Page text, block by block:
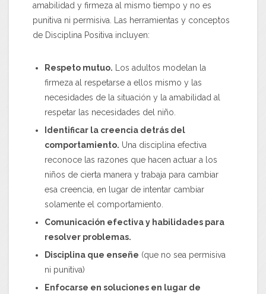
amabilidad y firmeza al mismo tiempo y no es
punitiva ni permisiva. Las herramientas y conceptos
de Disciplina Positiva incluyen:
Respeto mutuo. Los adultos modelan la
firmeza al respetarse a ellos mismo y las
necesidades de la situación y la amabilidad al
respetar las necesidades del niño.
Identificar la creencia detrás del
comportamiento. Una disciplina efectiva
reconoce las razones que hacen actuar a los
niños de cierta manera y trabaja para cambiar
esa creencia, en lugar de intentar cambiar
solamente el comportamiento.
Comunicación efectiva y habilidades para
resolver problemas.
Disciplina que enseñe (que no sea permisiva
ni punitiva)
Enfocarse en soluciones en lugar de